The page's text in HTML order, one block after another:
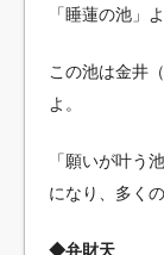
「睡蓮の池」
この池は金井
よ。
「願いが叶う
になり、多く
◆弁財天